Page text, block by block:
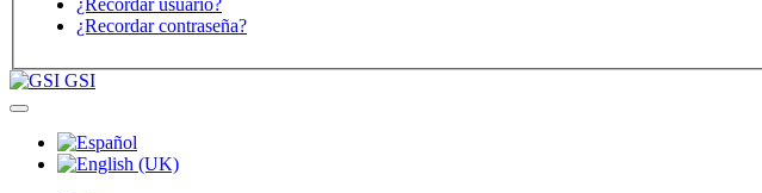
¿Recordar usuario?
¿Recordar contraseña?
GSI